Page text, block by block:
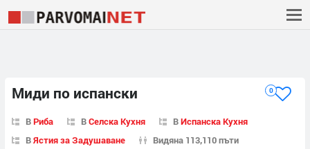
Миди по испански 0
ВРиба ВСелска Кухня ВИспанска Кухня
ВЯстия за Задушаване Видяна 113,110 пъти